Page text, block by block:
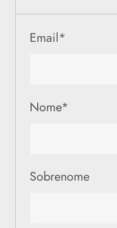
Email*
Nome*
Sobrenome